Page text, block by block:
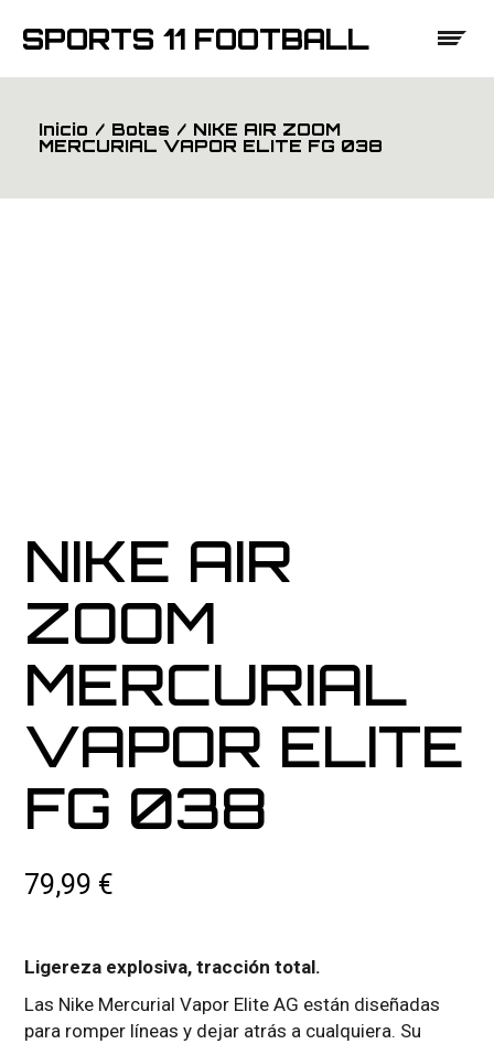
contenido
SPORTS 11 FOOTBALL
Inicio Botas NIKE AIR ZOOM
MERCURIAL VAPOR ELITE FG 038
NIKE AIR
ZOOM
MERCURIAL
VAPOR ELITE
FG 038
79,99 €
Ligereza explosiva, tracción total.
Las Nike Mercurial Vapor Elite AG están diseñadas
para romper líneas y dejar atrás a cualquiera. Su